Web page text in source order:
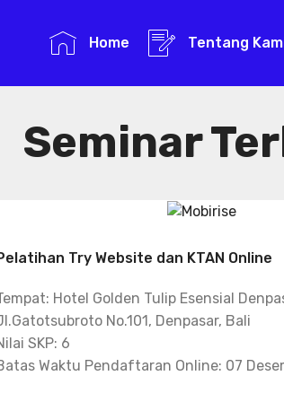
Home Tentang
Seminar
Try Website dan KTAN Online
Hotel Golden Tulip Esensial
No.101, Denpasar, Bali
SKP: 6
Waktu Pendaftaran Online: 07